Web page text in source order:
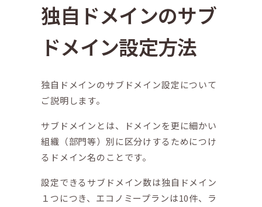
独自ドメインのサブ
ドメイン設定方法
独自ドメインのサブドメイン設定について
ご説明します。
サブドメインとは、ドメインを更に細かい
組織（部門等）別に区分けするためにつけ
るドメイン名のことです。
設定できるサブドメイン数は独自ドメイン
１つにつき、エコノミープランは10件、ラ